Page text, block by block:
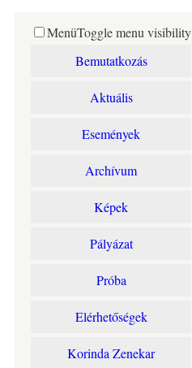
MenüToggle menu visibility
Bemutatkozás
Aktuális
Események
Archívum
Képek
Pályázat
Próba
Elérhetőségek
Korinda Zenekar